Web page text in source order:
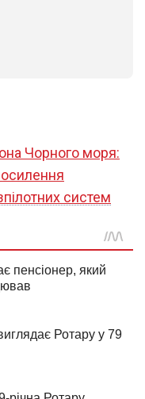
Чорного моря:
систем